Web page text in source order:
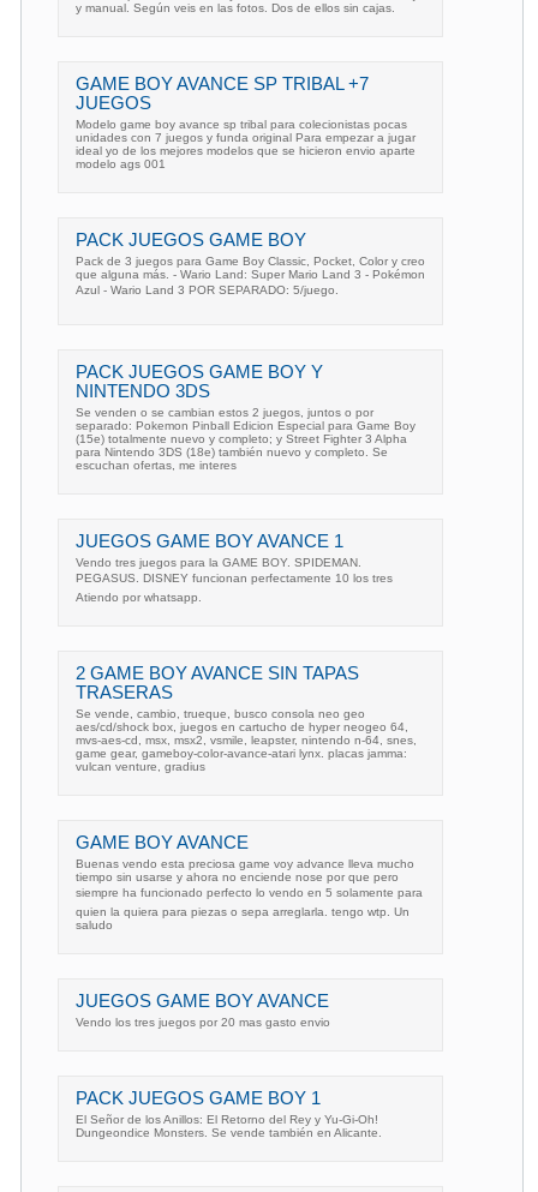
y manual. Según veis en las fotos. Dos de ellos sin cajas.
GAME BOY AVANCE SP TRIBAL +7
JUEGOS
Modelo game boy avance sp tribal para colecionistas pocas
unidades con 7 juegos y funda original Para empezar a jugar
ideal yo de los mejores modelos que se hicieron envio aparte
modelo ags 001
PACK JUEGOS GAME BOY
Pack de 3 juegos para Game Boy Classic, Pocket, Color y creo
que alguna más. - Wario Land: Super Mario Land 3 - Pokémon
Azul - Wario Land 3 POR SEPARADO: 5/juego.
PACK JUEGOS GAME BOY Y
NINTENDO 3DS
Se venden o se cambian estos 2 juegos, juntos o por
separado: Pokemon Pinball Edicion Especial para Game Boy
(15e) totalmente nuevo y completo; y Street Fighter 3 Alpha
para Nintendo 3DS (18e) también nuevo y completo. Se
escuchan ofertas, me interes
JUEGOS GAME BOY AVANCE 1
Vendo tres juegos para la GAME BOY. SPIDEMAN.
PEGASUS. DISNEY funcionan perfectamente 10 los tres
Atiendo por whatsapp.
2 GAME BOY AVANCE SIN TAPAS
TRASERAS
Se vende, cambio, trueque, busco consola neo geo
aes/cd/shock box, juegos en cartucho de hyper neogeo 64,
mvs-aes-cd, msx, msx2, vsmile, leapster, nintendo n-64, snes,
game gear, gameboy-color-avance-atari lynx. placas jamma:
vulcan venture, gradius
GAME BOY AVANCE
Buenas vendo esta preciosa game voy advance lleva mucho
tiempo sin usarse y ahora no enciende nose por que pero
siempre ha funcionado perfecto lo vendo en 5 solamente para
quien la quiera para piezas o sepa arreglarla. tengo wtp. Un
saludo
JUEGOS GAME BOY AVANCE
Vendo los tres juegos por 20 mas gasto envio
PACK JUEGOS GAME BOY 1
El Señor de los Anillos: El Retorno del Rey y Yu-Gi-Oh!
Dungeondice Monsters. Se vende también en Alicante.